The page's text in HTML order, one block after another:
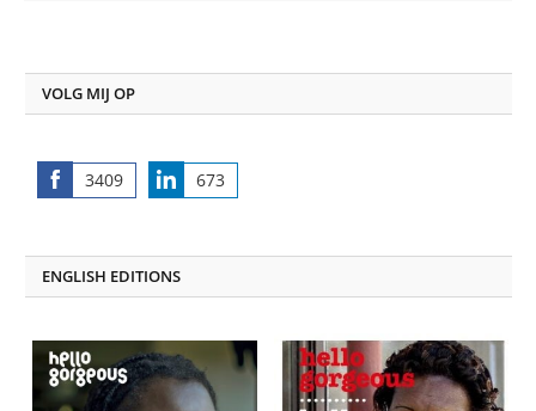
VOLG MIJ OP
3409
Share
673
Share
ENGLISH EDITIONS